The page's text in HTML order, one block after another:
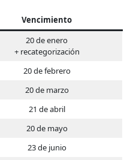
Vencimiento
20 de enero
+ recategorización
20 de febrero
20 de marzo
21 de abril
20 de mayo
23 de junio